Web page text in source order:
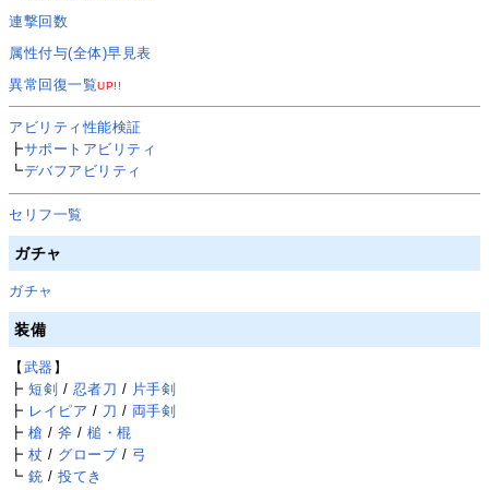
連撃回数
属性付与(全体)早見表
異常回復一覧UP!!
アビリティ性能検証
┣サポートアビリティ
┗デバフアビリティ
セリフ一覧
ガチャ
ガチャ
装備
【 武器 】
┣短剣 / 忍者刀 / 片手剣
┣ レイピア / 刀 / 両手剣
┣槍 /斧 /槌・棍
┣杖 / グローブ / 弓
┗銃 /投てき